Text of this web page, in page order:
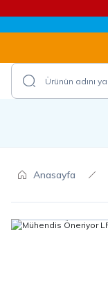
Anasayfa